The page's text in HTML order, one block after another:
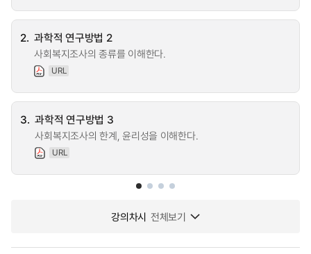
2. 과학적 연구방법 2
사회복지조사의 종류를 이해한다.
URL
3. 과학적 연구방법 3
사회복지조사의 한계, 윤리성을 이해한다.
URL
강의차시 전체보기